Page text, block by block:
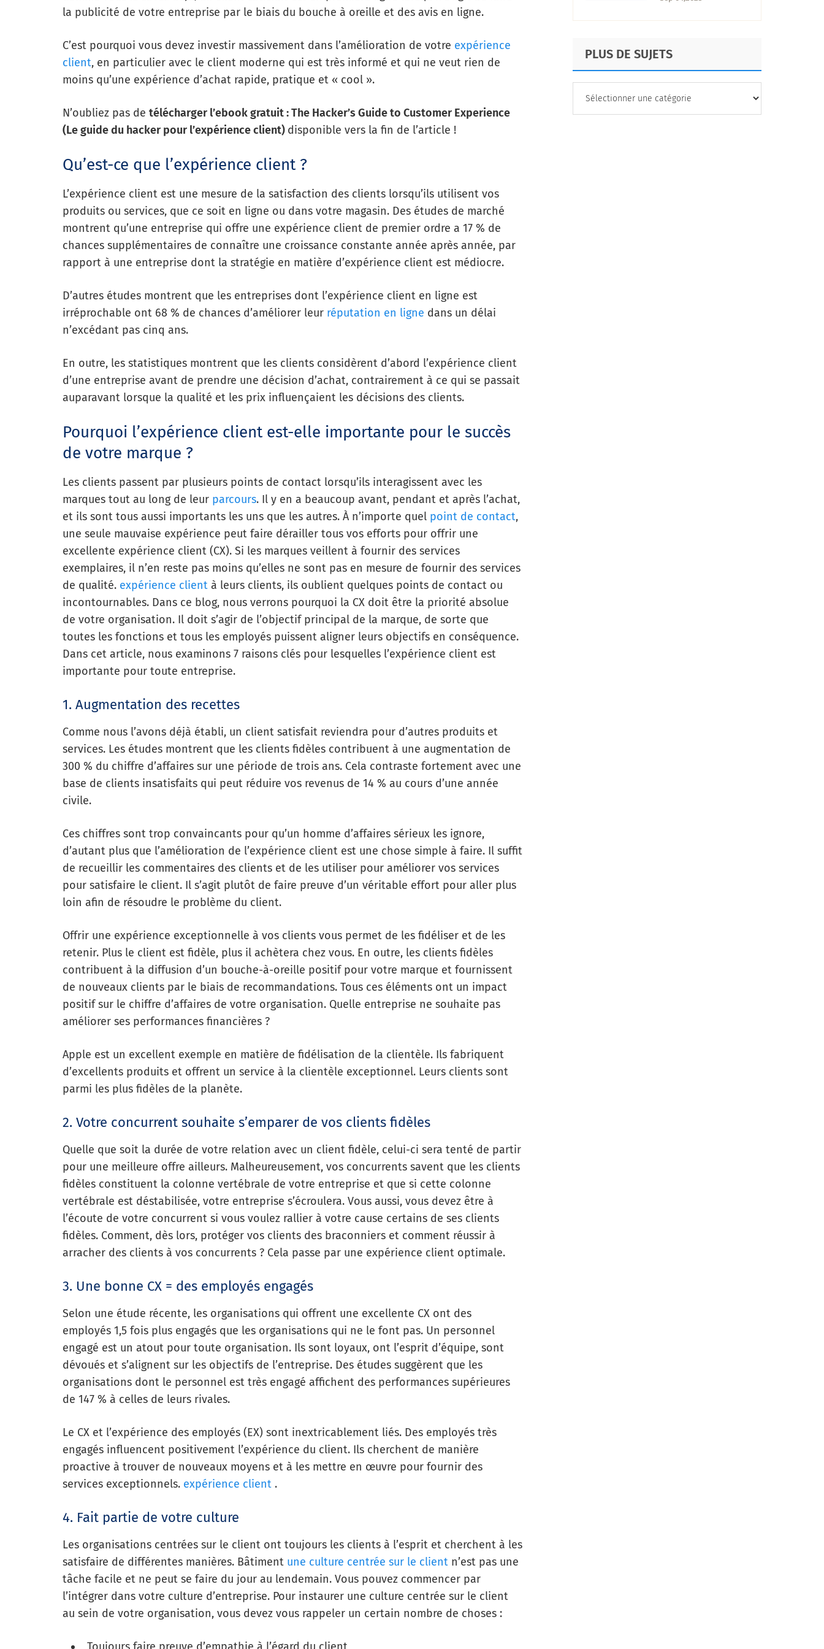
la publicité de votre entreprise par le biais du bouche à oreille et des avis en ligne.
C’est pourquoi vous devez investir massivement dans l’amélioration de votre expérience
client, en particulier avec le client moderne qui est très informé et qui ne veut rien de
moins qu’une expérience d’achat rapide, pratique et « cool ».
N’oubliez pas de télécharger l’ebook gratuit : The Hacker’s Guide to Customer Experience
(Le guide du hacker pour l’expérience client) disponible vers la fin de l’article !
Qu’est-ce que l’expérience client ?
L’expérience client est une mesure de la satisfaction des clients lorsqu’ils utilisent vos
produits ou services, que ce soit en ligne ou dans votre magasin. Des études de marché
montrent qu’une entreprise qui offre une expérience client de premier ordre a 17 % de
chances supplémentaires de connaître une croissance constante année après année, par
rapport à une entreprise dont la stratégie en matière d’expérience client est médiocre.
D’autres études montrent que les entreprises dont l’expérience client en ligne est
irréprochable ont 68 % de chances d’améliorer leur réputation en ligne dans un délai
n’excédant pas cinq ans.
En outre, les statistiques montrent que les clients considèrent d’abord l’expérience client
d’une entreprise avant de prendre une décision d’achat, contrairement à ce qui se passait
auparavant lorsque la qualité et les prix influençaient les décisions des clients.
Pourquoi l’expérience client est-elle importante pour le succès
de votre marque ?
Les clients passent par plusieurs points de contact lorsqu’ils interagissent avec les
marques tout au long de leur parcours. Il y en a beaucoup avant, pendant et après l’achat,
et ils sont tous aussi importants les uns que les autres. À n’importe quel point de contact,
une seule mauvaise expérience peut faire dérailler tous vos efforts pour offrir une
excellente expérience client (CX). Si les marques veillent à fournir des services
exemplaires, il n’en reste pas moins qu’elles ne sont pas en mesure de fournir des services
de qualité. expérience client à leurs clients, ils oublient quelques points de contact ou
incontournables. Dans ce blog, nous verrons pourquoi la CX doit être la priorité absolue
de votre organisation. Il doit s’agir de l’objectif principal de la marque, de sorte que
toutes les fonctions et tous les employés puissent aligner leurs objectifs en conséquence.
Dans cet article, nous examinons 7 raisons clés pour lesquelles l’expérience client est
importante pour toute entreprise.
1. Augmentation des recettes
Comme nous l’avons déjà établi, un client satisfait reviendra pour d’autres produits et
services. Les études montrent que les clients fidèles contribuent à une augmentation de
300 % du chiffre d’affaires sur une période de trois ans. Cela contraste fortement avec une
base de clients insatisfaits qui peut réduire vos revenus de 14 % au cours d’une année
civile.
Ces chiffres sont trop convaincants pour qu’un homme d’affaires sérieux les ignore,
d’autant plus que l’amélioration de l’expérience client est une chose simple à faire. Il suffit
de recueillir les commentaires des clients et de les utiliser pour améliorer vos services
pour satisfaire le client. Il s’agit plutôt de faire preuve d’un véritable effort pour aller plus
loin afin de résoudre le problème du client.
Offrir une expérience exceptionnelle à vos clients vous permet de les fidéliser et de les
retenir. Plus le client est fidèle, plus il achètera chez vous. En outre, les clients fidèles
contribuent à la diffusion d’un bouche-à-oreille positif pour votre marque et fournissent
de nouveaux clients par le biais de recommandations. Tous ces éléments ont un impact
positif sur le chiffre d’affaires de votre organisation. Quelle entreprise ne souhaite pas
améliorer ses performances financières ?
Apple est un excellent exemple en matière de fidélisation de la clientèle. Ils fabriquent
d’excellents produits et offrent un service à la clientèle exceptionnel. Leurs clients sont
parmi les plus fidèles de la planète.
2. Votre concurrent souhaite s’emparer de vos clients fidèles
Quelle que soit la durée de votre relation avec un client fidèle, celui-ci sera tenté de partir
pour une meilleure offre ailleurs. Malheureusement, vos concurrents savent que les clients
fidèles constituent la colonne vertébrale de votre entreprise et que si cette colonne
vertébrale est déstabilisée, votre entreprise s’écroulera. Vous aussi, vous devez être à
l’écoute de votre concurrent si vous voulez rallier à votre cause certains de ses clients
fidèles. Comment, dès lors, protéger vos clients des braconniers et comment réussir à
arracher des clients à vos concurrents ? Cela passe par une expérience client optimale.
3. Une bonne CX = des employés engagés
Selon une étude récente, les organisations qui offrent une excellente CX ont des
employés 1,5 fois plus engagés que les organisations qui ne le font pas. Un personnel
engagé est un atout pour toute organisation. Ils sont loyaux, ont l’esprit d’équipe, sont
dévoués et s’alignent sur les objectifs de l’entreprise. Des études suggèrent que les
organisations dont le personnel est très engagé affichent des performances supérieures
de 147 % à celles de leurs rivales.
Le CX et l’expérience des employés (EX) sont inextricablement liés. Des employés très
engagés influencent positivement l’expérience du client. Ils cherchent de manière
proactive à trouver de nouveaux moyens et à les mettre en œuvre pour fournir des
services exceptionnels. expérience client .
4. Fait partie de votre culture
Les organisations centrées sur le client ont toujours les clients à l’esprit et cherchent à les
satisfaire de différentes manières. Bâtiment une culture centrée sur le client n’est pas une
tâche facile et ne peut se faire du jour au lendemain. Vous pouvez commencer par
l’intégrer dans votre culture d’entreprise. Pour instaurer une culture centrée sur le client
au sein de votre organisation, vous devez vous rappeler un certain nombre de choses :
utilisation
PLUS DE SUJETS
SUJETS